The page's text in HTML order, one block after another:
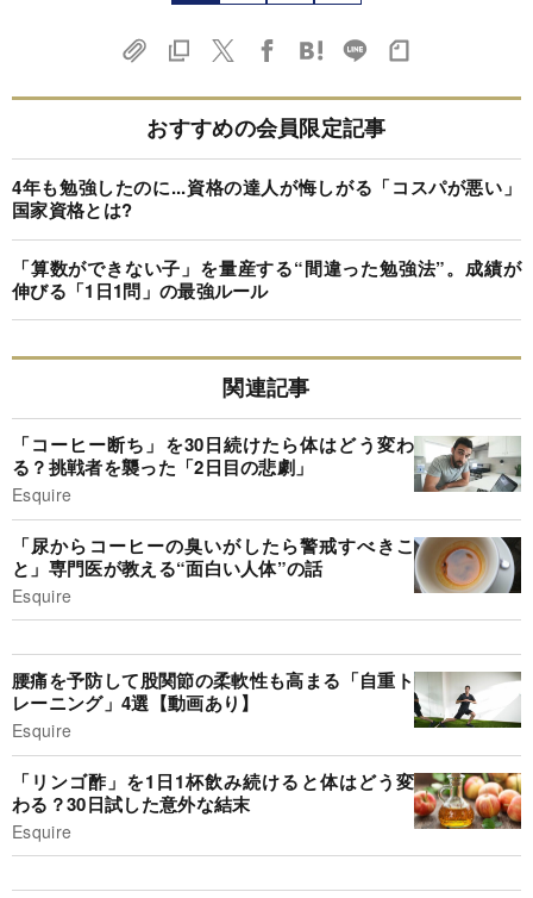
おすすめの会員限定記事
4年も勉強したのに...資格の達人が悔しがる「コスパが悪い」
国家資格とは?
「算数ができない子」を量産する“間違った勉強法”。成績が
伸びる「1日1問」の最強ルール
関連記事
「コーヒー断ち」を30日続けたら体はどう変わ
る？挑戦者を襲った「2日目の悲劇」
Esquire
「尿からコーヒーの臭いがしたら警戒すべきこ
と」専門医が教える“面白い人体”の話
Esquire
腰痛を予防して股関節の柔軟性も高まる「自重ト
レーニング」4選【動画あり】
Esquire
「リンゴ酢」を1日1杯飲み続けると体はどう変
わる？30日試した意外な結末
Esquire